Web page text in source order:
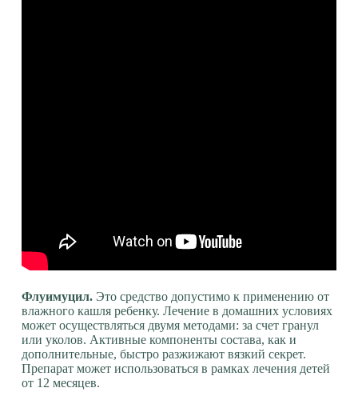
Флуимуцил. Это средство допустимо к применению от
влажного кашля ребенку. Лечение в домашних условиях
может осуществляться двумя методами: за счет гранул
или уколов. Активные компоненты состава, как и
дополнительные, быстро разжижают вязкий секрет.
Препарат может использоваться в рамках лечения детей
от 12 месяцев.